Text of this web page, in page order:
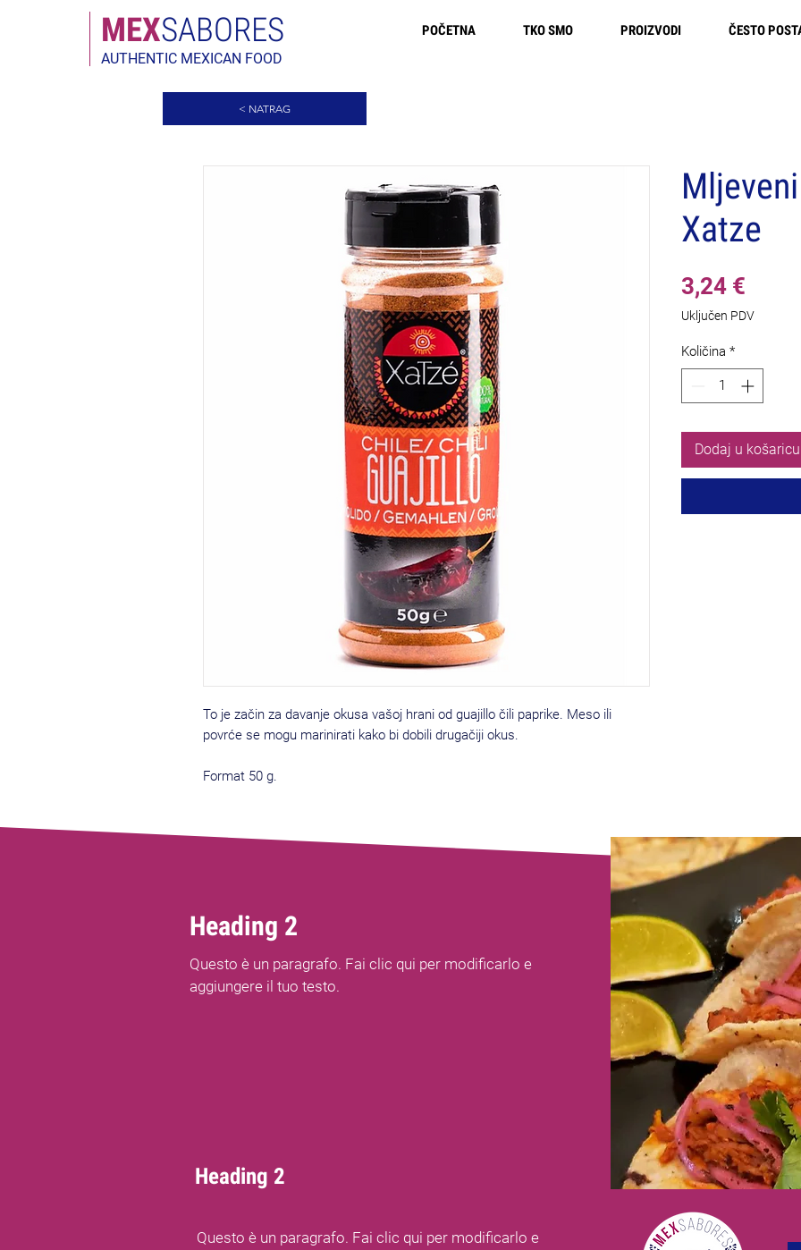
MEXSABORES
AUTHENTIC MEXICAN FOOD
POČETNA TKO SMO PROIZVODI ČESTO
< NATRAG
To je začin za davanje okusa vašoj hrani od guajillo čili paprike. Meso ili
povrće se mogu marinirati kako bi dobili drugačiji okus.
Format 50 g.
Xatze
3,24 €
Uključen PDV
Količina *
Dodaj u košaricu
Heading 2
Questo è un paragrafo. Fai clic qui per modificarlo e
aggiungere il tuo testo.
Heading 2
Questo è un paragrafo. Fai clic qui per modificarlo e